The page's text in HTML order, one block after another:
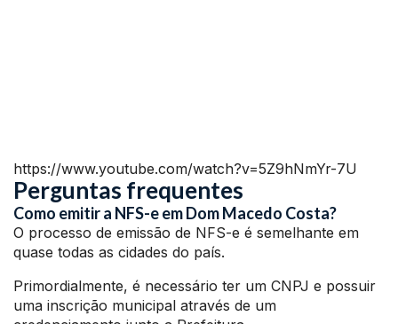
https://www.youtube.com/watch?v=5Z9hNmYr-7U
Perguntas frequentes
Como emitir a NFS-e em Dom Macedo Costa?
O processo de emissão de NFS-e é semelhante em
quase todas as cidades do país.
Primordialmente, é necessário ter um CNPJ e possuir
uma inscrição municipal através de um